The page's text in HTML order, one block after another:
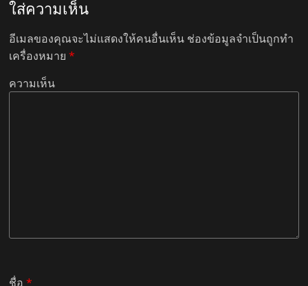
ใส่ความเห็น
อีเมลของคุณจะไม่แสดงให้คนอื่นเห็น ช่องข้อมูลจำเป็นถูกทำ
เครื่องหมาย*
ความเห็น
ชื่อ*